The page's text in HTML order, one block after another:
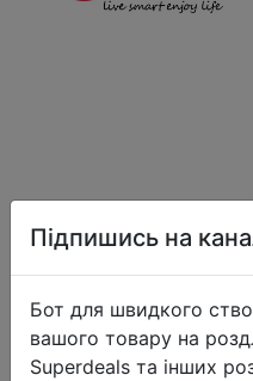
Підпишись на
Бот для швидкого
вашого товару на
Superdeals та інших